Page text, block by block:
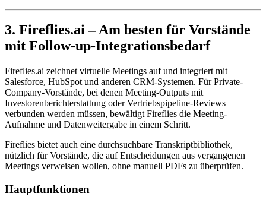
3. Fireflies.ai – Am besten für Vorstände
mit Follow-up-Integrationsbedarf
Fireflies.ai zeichnet virtuelle Meetings auf und integriert mit
Salesforce, HubSpot und anderen CRM-Systemen. Für Private-
Company-Vorstände, bei denen Meeting-Outputs mit
Investorenberichterstattung oder Vertriebspipeline-Reviews
verbunden werden müssen, bewältigt Fireflies die Meeting-
Aufnahme und Datenweitergabe in einem Schritt.
Fireflies bietet auch eine durchsuchbare Transkriptbibliothek,
nützlich für Vorstände, die auf Entscheidungen aus vergangenen
Meetings verweisen wollen, ohne manuell PDFs zu überprüfen.
Hauptfunktionen